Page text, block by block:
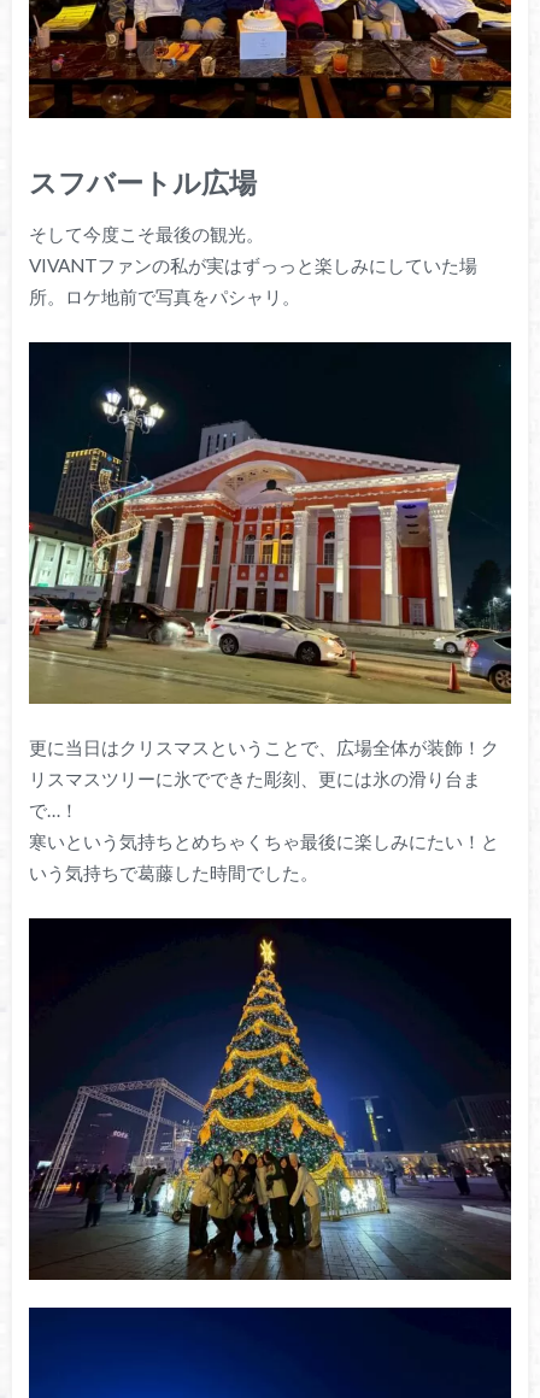
スフバートル広場
そして今度こそ最後の観光。
VIVANTファンの私が実はずっっと楽しみにしていた場
所。ロケ地前で写真をパシャリ。
更に当日はクリスマスということで、広場全体が装飾！ク
リスマスツリーに氷でできた彫刻、更には氷の滑り台ま
で…！
寒いという気持ちとめちゃくちゃ最後に楽しみにたい！と
いう気持ちで葛藤した時間でした。